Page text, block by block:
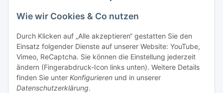
Wie wir Cookies & Co nutzen
Durch Klicken auf „Alle akzeptieren“ gestatten Sie den
Einsatz folgender Dienste auf unserer Website: YouTube,
Vimeo, ReCaptcha. Sie können die Einstellung jederzeit
ändern (Fingerabdruck-Icon links unten). Weitere Details
finden Sie unter Konfigurieren und in unserer
Datenschutzerklärung.
Informationen
Gesetzliche Informationen
Vertrag widerrufen